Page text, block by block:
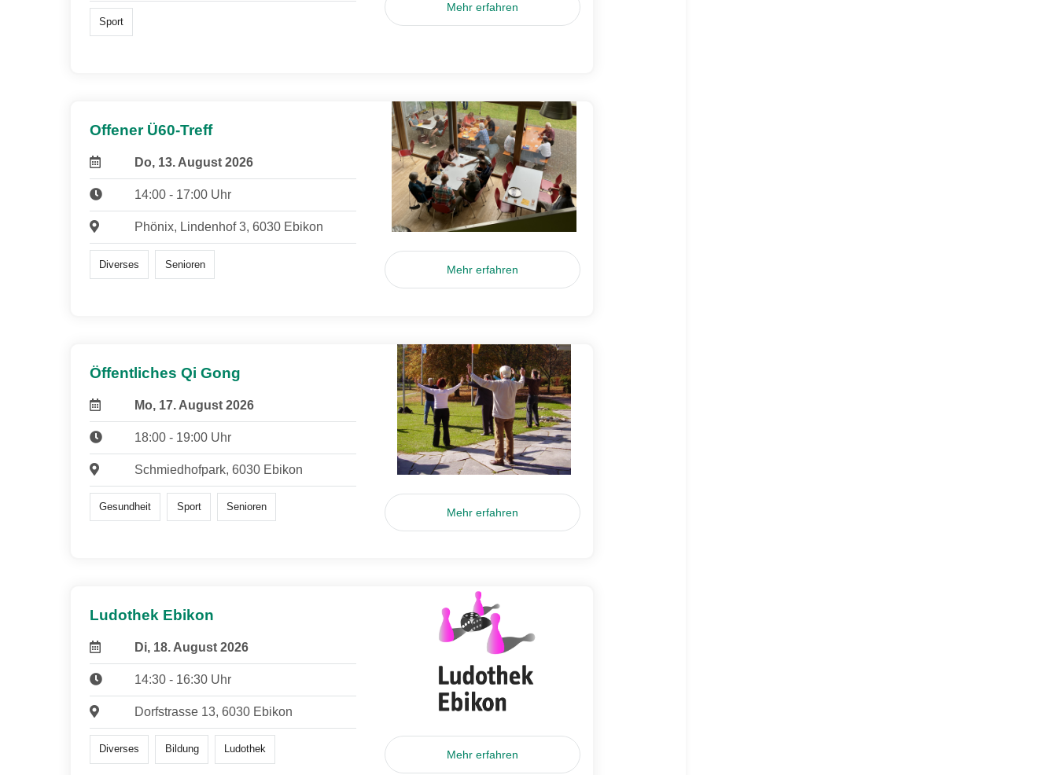
Sport
Mehr erfahren
Offener Ü60-Treff
Do, 13. August 2026
14:00 - 17:00 Uhr
Phönix, Lindenhof 3, 6030 Ebikon
Diverses Senioren Mehr erfahren
Öffentliches Qi Gong
Mo, 17. August 2026
18:00 - 19:00 Uhr
Schmiedhofpark, 6030 Ebikon
Gesundheit Sport Senioren Mehr erfahren
Ludothek Ebikon
Di, 18. August 2026
14:30 - 16:30 Uhr
Dorfstrasse 13, 6030 Ebikon
Diverses Bildung Ludothek Mehr erfahren